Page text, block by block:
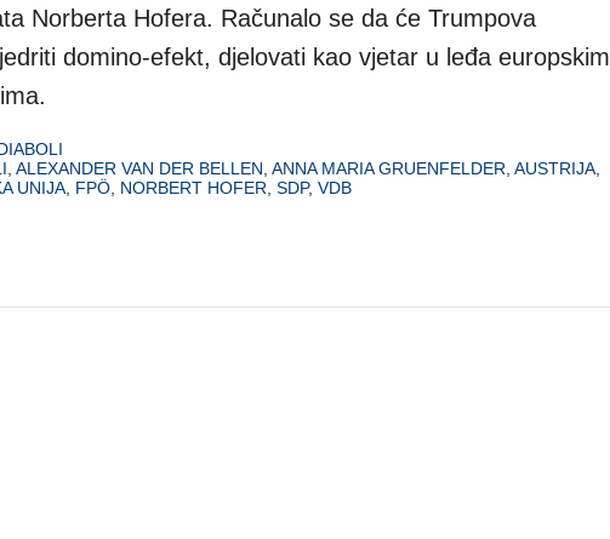
Norberta Hofera. Računalo se da će Trumpova
domino-efekt, djelovati kao vjetar u leđa europskim
ALEXANDER VAN DER BELLEN ANNA MARIA GRUENFELDER AUSTRIJA
UNIJA FPÖ NORBERT HOFER SDP, VDB